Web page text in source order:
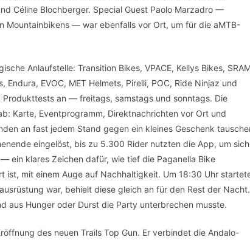
Céline Blochberger. Special Guest Paolo Marzadro —
Mountainbikens — war ebenfalls vor Ort, um für die aMTB-
Anlaufstelle: Transition Bikes, VPACE, Kellys Bikes,
EVOC, MET Helmets, Pirelli, POC, Ride Ninjaz und
an — freitags, samstags und sonntags. Die
Karte, Eventprogramm, Direktnachrichten vor Ort und
an fast jedem Stand gegen ein kleines Geschenk
eingelöst, bis zu 5.300 Rider nutzten die App, um sich
ein klares Zeichen dafür, wie tief die Paganella Bike
ist, mit einem Auge auf Nachhaltigkeit. Um 18:30 Uhr
war, behielt diese gleich an für den Rest der Nacht.
aus Hunger oder Durst die Party unterbrechen musste.
des neuen Trails Top Gun. Er verbindet die Andalo-